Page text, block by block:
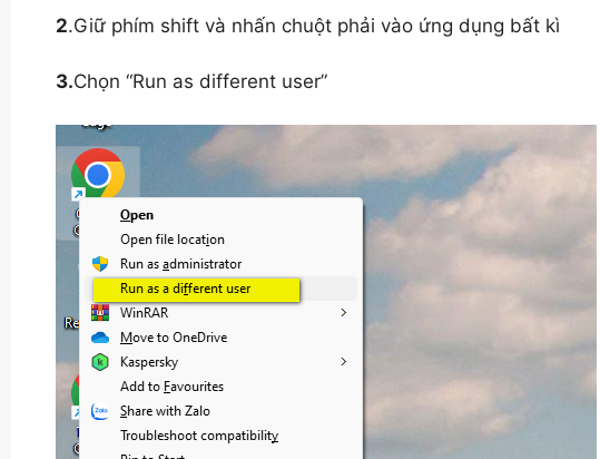
2.Giữ phím shift và nhấn chuột phải vào ứng dụng bất kì
3.Chọn “Run as different user”